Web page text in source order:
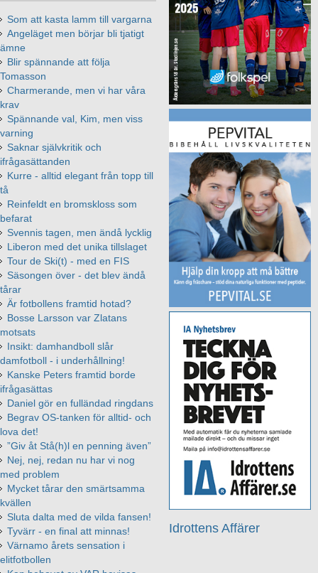
Idrottens Affärer
Som att kasta lamm till vargarna
Angeläget men börjar bli tjatigt
ämne
Blir spännande att följa
Tomasson
Charmerande, men vi har våra
krav
Spännande val, Kim, men viss
varning
Saknar självkritik och
ifrågasättanden
Kurre - alltid elegant från topp till
tå
Reinfeldt en bromskloss som
befarat
Svennis tagen, men ändå lycklig
Liberon med det unika tillslaget
Tour de Ski(t) - med en FIS
Säsongen över - det blev ändå
tårar
Är fotbollens framtid hotad?
Bosse Larsson var Zlatans
motsats
Insikt: damhandboll slår
damfotboll - i underhållning!
Kanske Peters framtid borde
ifrågasättas
Daniel gör en fulländad ringdans
Begrav OS-tanken för alltid- och
lova det!
”Giv åt Stå(h)l en penning även”
Nej, nej, redan nu har vi nog
med problem
Mycket tårar den smärtsamma
kvällen
Sluta dalta med de vilda fansen!
Tyvärr - en final att minnas!
Värnamo årets sensation i
elitfotbollen